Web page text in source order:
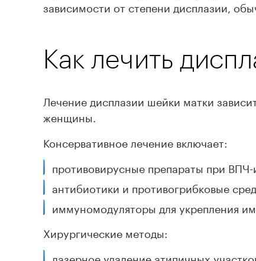
зависимости от степени дисплазии,
Как лечить
Лечение дисплазии шейки матки
женщины.
Консервативное лечение включает:
противовирусные препараты при
антибиотики и противогрибковые
иммуномодуляторы для укрепления
Хирургические методы:
лазерное удаление атипичных